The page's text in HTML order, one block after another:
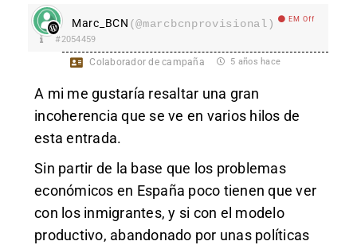
Marc_BCN (@marcbcnprovisional) EM Off
#2054459
Colaborador de campaña 5 años hace
A mi me gustaría resaltar una gran
incoherencia que se ve en varios hilos de
esta entrada.
Sin partir de la base que los problemas
económicos en España poco tienen que ver
con los inmigrantes, y si con el modelo
productivo, abandonado por unas políticas